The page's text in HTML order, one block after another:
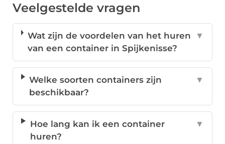
Veelgestelde vragen
Wat zijn de voordelen van het huren
van een container in Spijkenisse?
▼
Welke soorten containers zijn
beschikbaar?
▼
Hoe lang kan ik een container
huren?
▼